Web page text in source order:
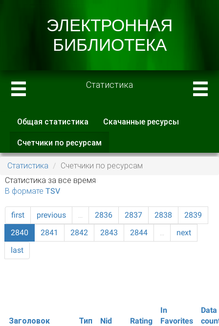
Статистика
Главные вкладки
Общая статистика Скачанные ресурсы
Счетчики по ресурсам
вкладка)
Статистика
Счетчики по ресурсам
Статистика за все время
В формате TSV
first previous … 2836 2837 2838
2839
2840
2841 2842 2843 2844 …
next
last
Заголовок Тип Nid Rating
In
Favorites
Data